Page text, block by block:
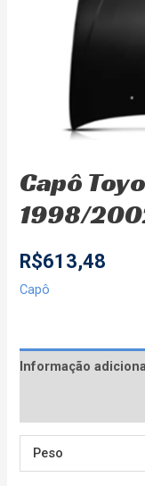
Capô
1998/
R$613,48
Capô
Informação
Peso